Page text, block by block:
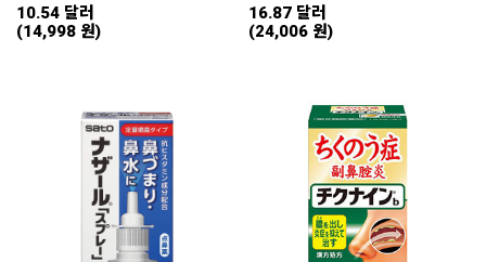
10.54 달러
(14,998 원)
16.87 달러
(24,006 원)